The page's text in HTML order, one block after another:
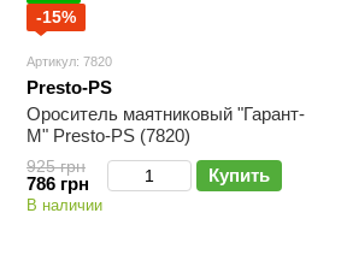
-15%
Артикул: 7820
Presto-PS
Ороситель маятниковый "Гарант-
М" Presto-PS (7820)
925 грн
786 грн Купить
В наличии